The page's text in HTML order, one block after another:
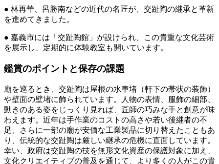
● 林再華、呂勝南などの近代の名匠が、交趾陶の継承と革新
を進めてきました。
● 嘉義市には「交趾陶館」が設けられ、この貴重な文化芸術
を展示し、定期的に体験教室も開いています。
鑑賞のポイントと保存の課題
廟を巡るとき、交趾陶は屋根の水車堵（軒下の帯状の装飾）
や壁面の壁堵に飾られています。人物の表情、服飾の細部、
動きのある姿をじっくり見れば、匠師の巧みな手と創意が味
わえます。近年は手作業のコストの高さや若い後継者の不
足、さらに一部の廟が安価な工業製品に切り替えたこともあ
り、伝統的な交趾陶は厳しい継承の危機に直面しています。
幸い、政府は交趾陶の技を無形文化資産の保護対象に加え、
文化クリエイティブの普及を通じて、より多くの人がこの貴